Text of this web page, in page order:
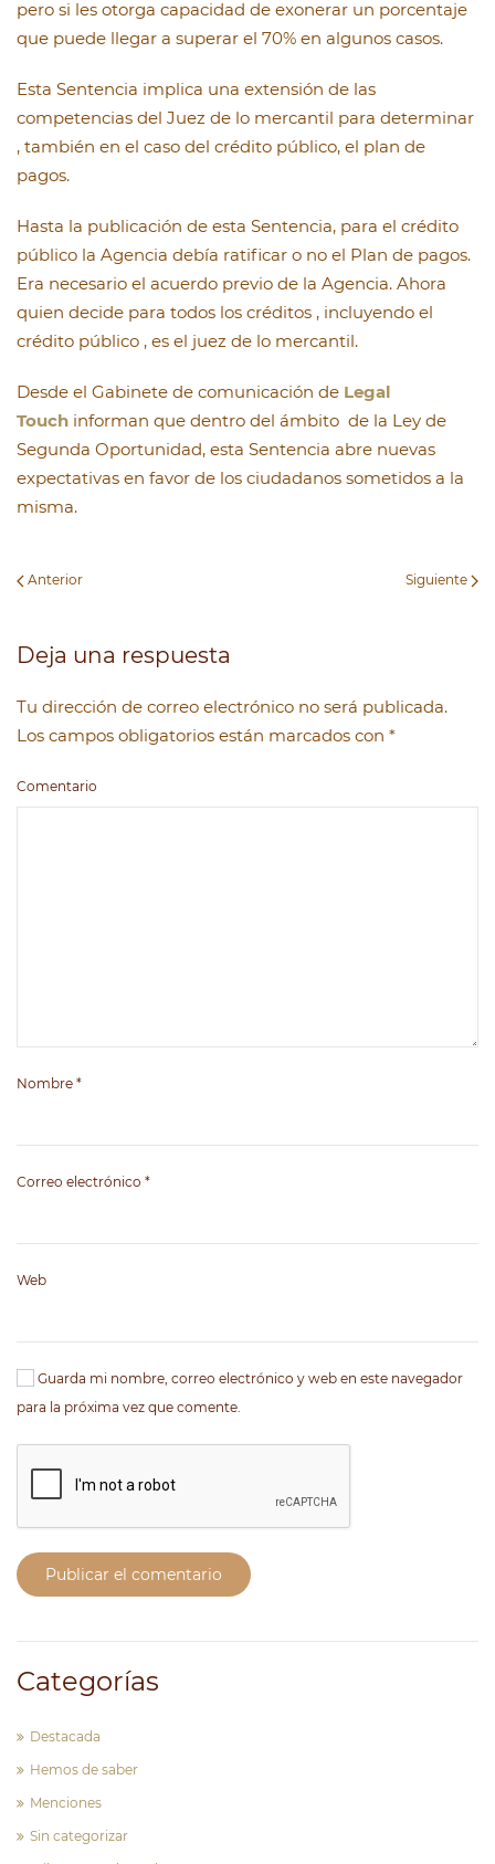
pero si les otorga capacidad de exonerar un porcentaje
que puede llegar a superar el 70% en algunos casos.
Esta Sentencia implica una extensión de las
competencias del Juez de lo mercantil para determinar
, también en el caso del crédito público, el plan de
pagos.
Hasta la publicación de esta Sentencia, para el crédito
público la Agencia debía ratificar o no el Plan de pagos.
Era necesario el acuerdo previo de la Agencia. Ahora
quien decide para todos los créditos , incluyendo el
crédito público , es el juez de lo mercantil.
Desde el Gabinete de comunicación de Legal
Touch informan que dentro del ámbito de la Ley de
Segunda Oportunidad, esta Sentencia abre nuevas
expectativas en favor de los ciudadanos sometidos a la
misma.
Anterior Siguiente
Deja una respuesta
Tu dirección de correo electrónico no será publicada.
Los campos obligatorios están marcados con *
Comentario
Nombre *
Correo electrónico *
Web
Guarda mi nombre, correo electrónico y web en este navegador
para la próxima vez que comente.
Publicar el comentario
Categorías
Destacada
Hemos de saber
Menciones
Sin categorizar